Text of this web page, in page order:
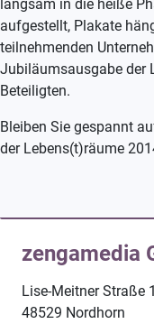
langsam in die heiße
aufgestellt, Plakate
teilnehmenden
Jubiläumsausgabe der
Beteiligten.
Bleiben Sie gespannt
der Lebens(t)räume
zengamedia
Lise-Meitner Straße 1
48529 Nordhorn